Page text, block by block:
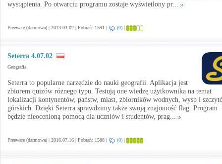
wystąpienia. Po otwarciu programu zostaje wyświetlony pr...
Freeware (darmowa) | 2013.03.02 | Pobrań: 1591 | (0) |
Seterra 4.07.02
Geografia
Seterra to popularne narzędzie do nauki geografii. Aplikacja jest
zbiorem quizów różnego typu. Testują one wiedzę użytkownika na temat
lokalizacji kontynentów, państw, miast, zbiorników wodnych, wysp i
górskich. Dzięki Seterra sprawdzimy także swoją znajomość flag. Program
będzie nieocenioną pomocą dla uczniów i studentów, prag...
Freeware (darmowa) | 2016.07.16 | Pobrań: 1588 | (0) |